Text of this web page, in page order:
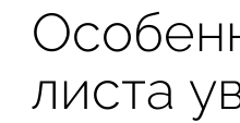
листа